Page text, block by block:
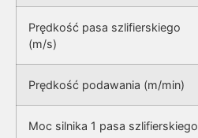
Prędkość pasa szlifierskiego
(m/s)
Prędkość podawania (m/min)
Moc silnika 1 pasa szlifierskiego